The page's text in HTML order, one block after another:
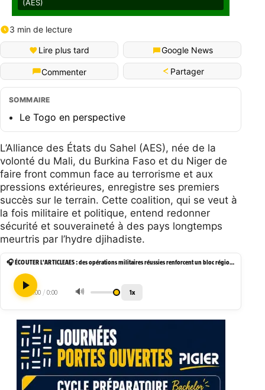
(AES)
3 min de lecture
Lire plus tard Google News
Commenter Partager
SOMMAIRE
Le Togo en perspective
L’Alliance des États du Sahel (AES), née de la
volonté du Mali, du Burkina Faso et du Niger de
faire front commun face au terrorisme et aux
pressions extérieures, enregistre ses premiers
succès sur le terrain. Cette coalition, qui se veut à
la fois militaire et politique, entend redonner
sécurité et souveraineté à des pays longtemps
meurtris par l’hydre djihadiste.
🎧 ÉCOUTER L'ARTICLE AES : des opérations militaires réussies renforcent un bloc régional en pleine consolidation
0:00 / 0:00 🔊 1x